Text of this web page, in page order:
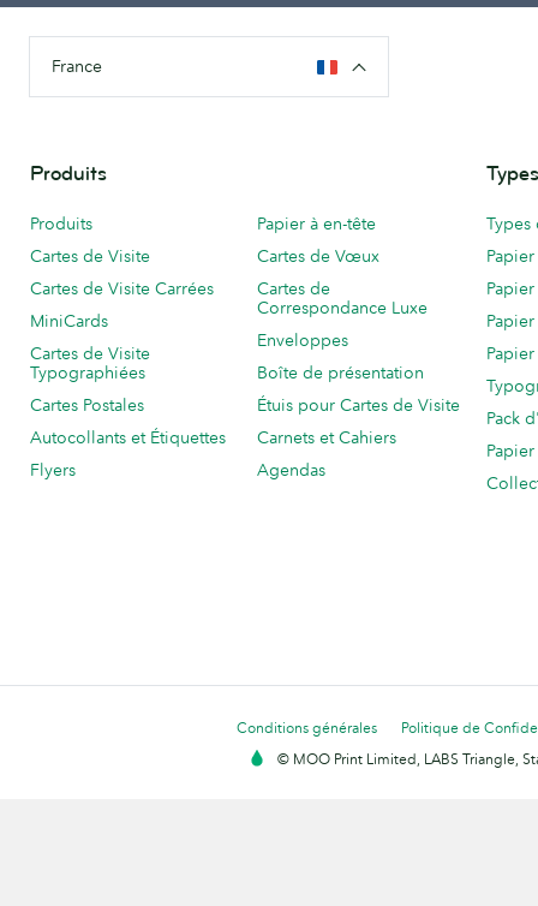
France
Produits
Produits
Cartes de Visite
Cartes de Visite Carrées
MiniCards
Cartes de Visite
Typographiées
Cartes Postales
Autocollants et Étiquettes
Flyers
Papier à en-tête
Cartes de Vœux
Cartes de
Correspondance Luxe
Enveloppes
Boîte de présentation
Étuis pour Cartes de Visite
Carnets et Cahiers
Agendas
Pack
Conditions générales
Politique de
© MOO Print Limited, LABS Triangle,